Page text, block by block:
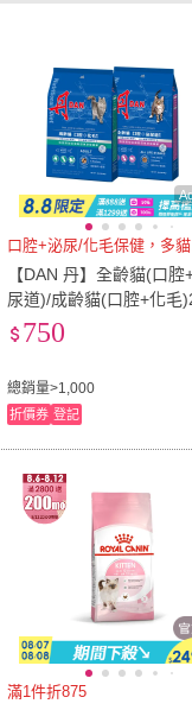
【DAN 丹】全齡貓(口腔
尿道)/成齡貓(口腔+化毛
B(貓糧/貓乾糧/化毛飼料/
總銷量>1,000
750
折價券 登記
滿1件折875